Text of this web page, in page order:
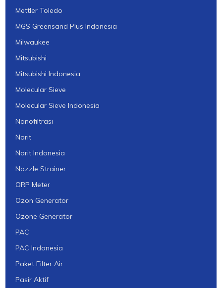
Mettler Toledo
MGS Greensand Plus Indonesia
Milwaukee
Mitsubishi
Mitsubishi Indonesia
Molecular Sieve
Molecular Sieve Indonesia
Nanofiltrasi
Norit
Norit Indonesia
Nozzle Strainer
ORP Meter
Ozon Generator
Ozone Generator
PAC
PAC Indonesia
Paket Filter Air
Pasir Aktif